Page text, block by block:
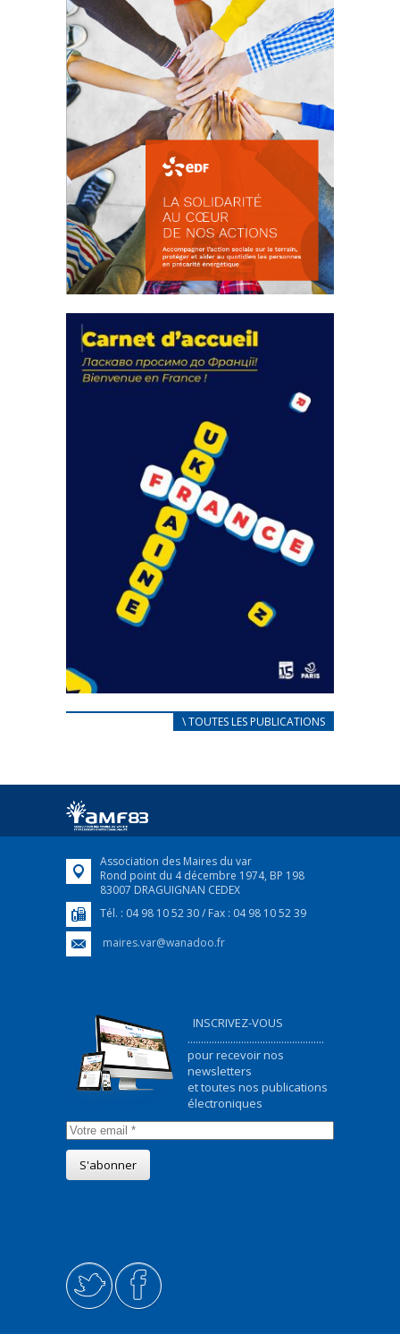
actions
18 septembre 2023
FEUILLETER
CARNET D’ACCUEIL
Afin d’accompagner au mieux les réfugiés
FEUILLETER
\ TOUTES LES PUBLICATIONS
Association des Maires du var
Rond point du 4 décembre 1974, BP 198
83007 DRAGUIGNAN CEDEX
Tél. : 04 98 10 52 30 / Fax : 04 98 10 52 39
maires.var@wanadoo.fr
INSCRIVEZ-VOUS
...................................................
pour recevoir nos
newsletters
et toutes nos publications
électroniques